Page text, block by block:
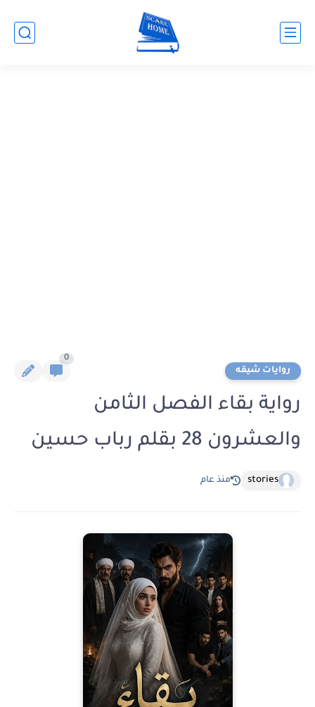
روايات شيقه
0
رواية بقاء الفصل الثامن
والعشرون 28 بقلم رباب حسين
stories منذ عام